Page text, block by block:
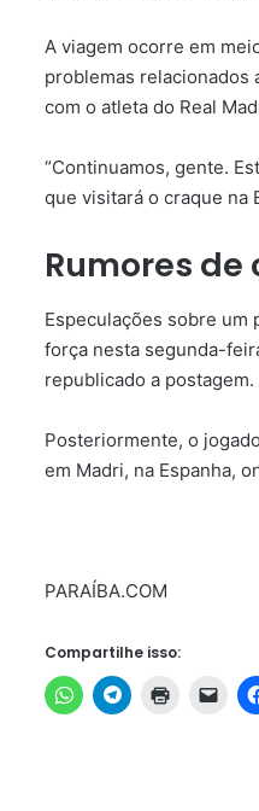
A viagem ocorre em
problemas relacionados
com o atleta do Real
“Continuamos, gente.
que visitará o craque na
Rumores
Especulações sobre um
força nesta segunda-
republicado a postagem.
Posteriormente, o
em Madri, na Espanha,
PARAÍBA.COM
Compartilhe isso: